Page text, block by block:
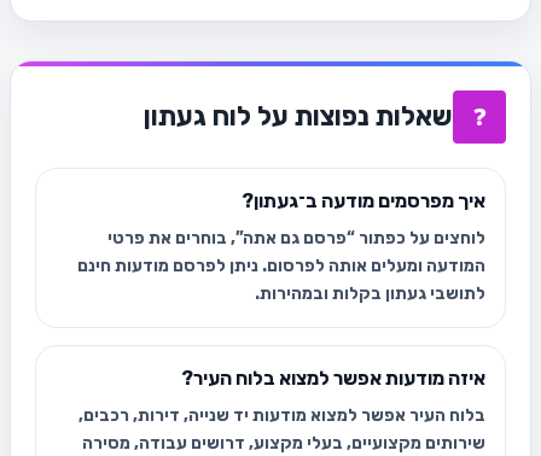
❓ שאלות נפוצות על לוח געתון
איך מפרסמים מודעה ב־געתון?
לוחצים על כפתור “פרסם גם אתה”, בוחרים את פרטי
המודעה ומעלים אותה לפרסום. ניתן לפרסם מודעות חינם
לתושבי געתון בקלות ובמהירות.
איזה מודעות אפשר למצוא בלוח העיר?
בלוח העיר אפשר למצוא מודעות יד שנייה, דירות, רכבים,
שירותים מקצועיים, בעלי מקצוע, דרושים עבודה, מסירה